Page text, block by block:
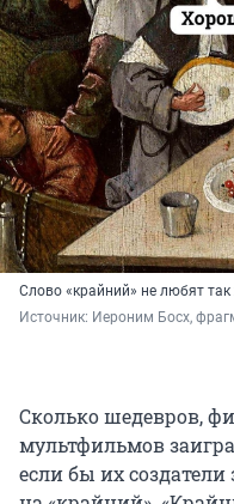
Слово «крайний» не любят
Источник: Иероним Босх,
Сколько шедевров,
мультфильмов
если бы их